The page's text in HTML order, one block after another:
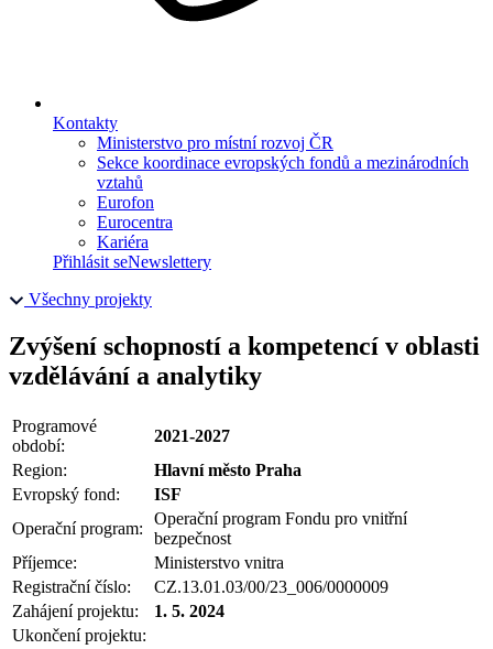
Kontakty
Ministerstvo pro místní rozvoj ČR
Sekce koordinace evropských fondů a mezinárodních
vztahů
Eurofon
Eurocentra
Kariéra
Přihlásit seNewslettery
Všechny projekty
Zvýšení schopností a kompetencí v oblasti
vzdělávání a analytiky
Programové
období:
2021-2027
Region:
Hlavní město Praha
Evropský fond:
ISF
Operační program:
Operační program Fondu pro vnitřní
bezpečnost
Příjemce:
Ministerstvo vnitra
Registrační číslo:
CZ.13.01.03/00/23_006/0000009
Zahájení projektu:
1. 5. 2024
Ukončení projektu: